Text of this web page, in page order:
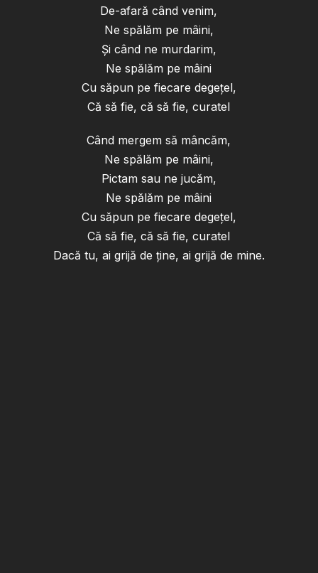
De-afară când venim,
Ne spălăm pe mâini,
Și când ne murdarim,
Ne spălăm pe mâini
Cu săpun pe fiecare degețel,
Că să fie, că să fie, curatel
Când mergem să mâncăm,
Ne spălăm pe mâini,
Pictam sau ne jucăm,
Ne spălăm pe mâini
Cu săpun pe fiecare degețel,
Că să fie, că să fie, curatel
Dacă tu, ai grijă de ține, ai grijă de mine.